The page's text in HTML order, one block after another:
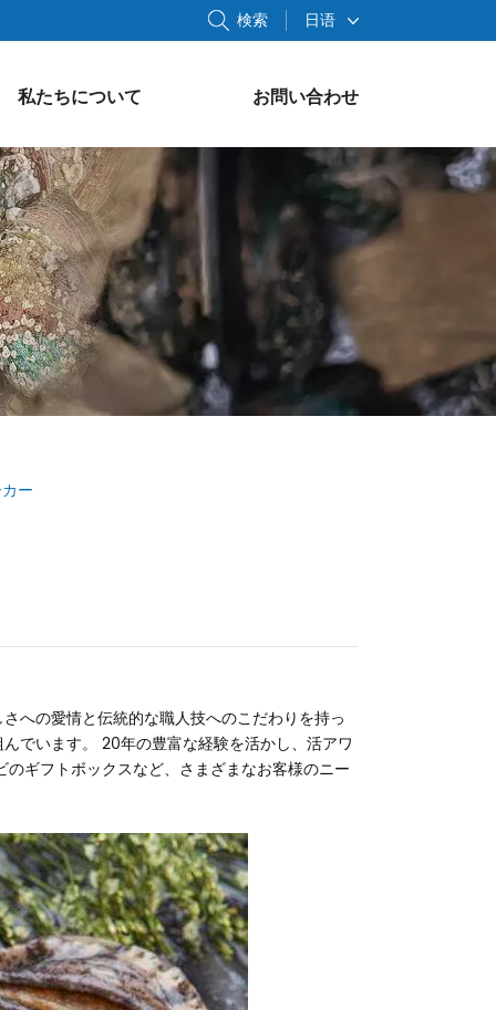
日语
検索
私たちについて お問い合わせ
ー
への愛情と伝統的な職人技へのこだわりを持っ
でいます。 20年の豊富な経験を活かし、活アワ
のギフトボックスなど、さまざまなお客様のニー